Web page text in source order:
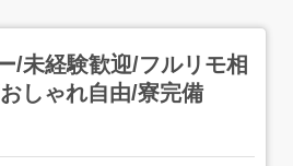
/未経験歓迎/フルリモ相
しゃれ自由/寮完備